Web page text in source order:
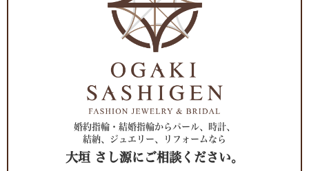
婚約指輪・結婚指輪からパール、時計、
結納、ジュエリー、リフォームなら
大垣 さし源にご相談ください。